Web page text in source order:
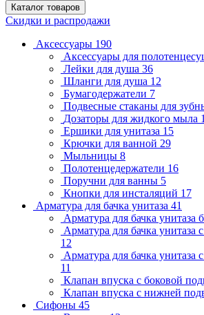
Каталог товаров
Скидки и распродажи
Аксессуары 190
Аксессуары для
Лейки для душа 36
Шланги для душа 12
Бумагодержатели 7
Подвесные стаканы для
Дозаторы для жидкого мыла
Ершики для унитаза 15
Крючки для ванной 29
Мыльницы 8
Полотенцедержатели 16
Поручни для ванны 5
Кнопки для инсталяций 17
Арматура для бачка унитаза 41
Арматура для бачка унитаза
Арматура для бачка унитаза
12
Арматура для бачка унитаза
11
Клапан впуска с боковой
Клапан впуска с нижней
Сифоны 45